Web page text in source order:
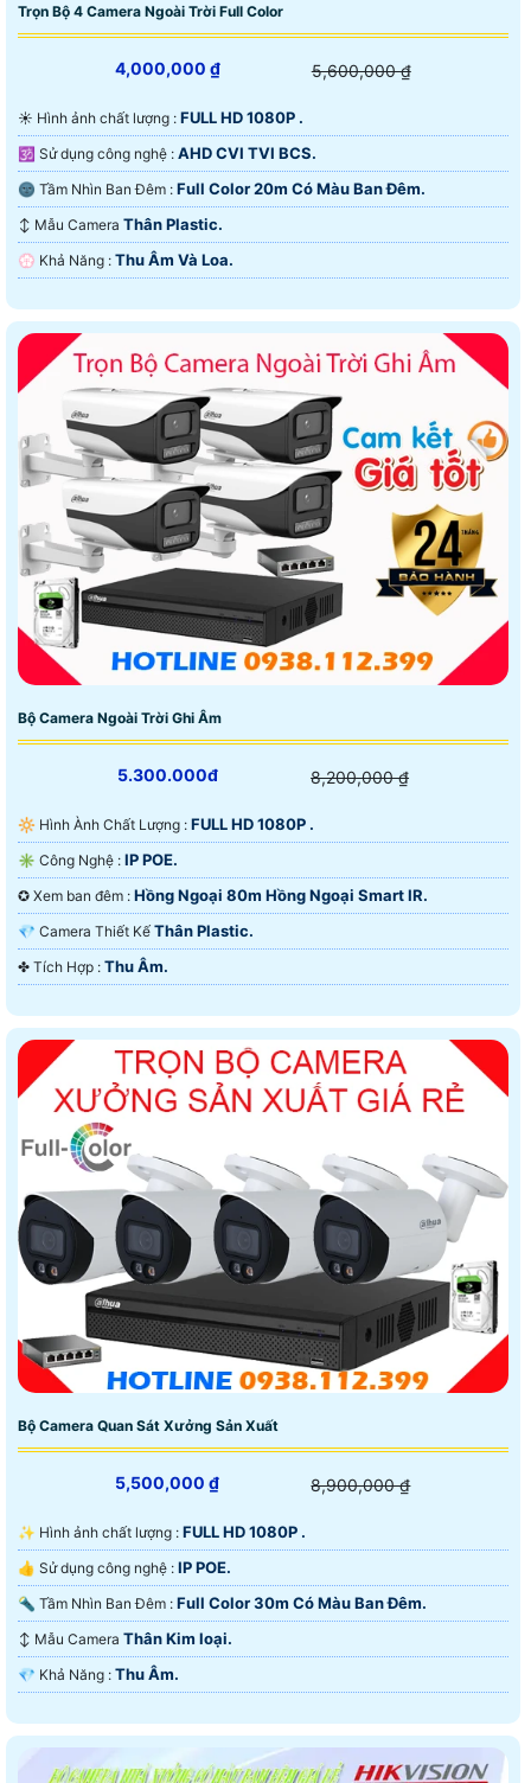
Trọn Bộ 4 Camera Ngoài Trời Full Color
4,000,000 ₫ 5,600,000 ₫
☀️ Hình ảnh chất lượng : FULL HD 1080P .
🕉️ Sử dụng công nghệ : AHD CVI TVI BCS.
🌚 Tầm Nhìn Ban Đêm : Full Color 20m Có Màu Ban Ðêm.
↕️ Mẫu Camera Thân Plastic.
️💮 Khả Năng : Thu Âm Và Loa.
Bộ Camera Ngoài Trời Ghi Âm
5.300.000đ 8,200,000 ₫
🔆 Hình Ành Chất Lượng : FULL HD 1080P .
✳️ Công Nghệ : IP POE.
✪ Xem ban đêm : Hồng Ngoại 80m Hồng Ngoại Smart IR.
💎 Camera Thiết Kế Thân Plastic.
️✤ Tích Hợp : Thu Âm.
Bộ Camera Quan Sát Xưởng Sản Xuất
5,500,000 ₫ 8,900,000 ₫
✨ Hình ảnh chất lượng : FULL HD 1080P .
👍 Sử dụng công nghệ : IP POE.
🔦 Tầm Nhìn Ban Đêm : Full Color 30m Có Màu Ban Ðêm.
↕️ Mẫu Camera Thân Kim loại.
️💎 Khả Năng : Thu Âm.